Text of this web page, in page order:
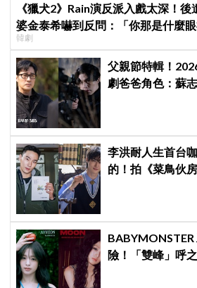
《獵犬2》Rain演反派入戲太深！
婆金泰希嚇到反問：「你那是什麼眼
韓劇
父親節特輯！
劇爸爸角色：蘇
李洪耐人生首台
的！拍《菜鳥伙
險！「雙峰」呼